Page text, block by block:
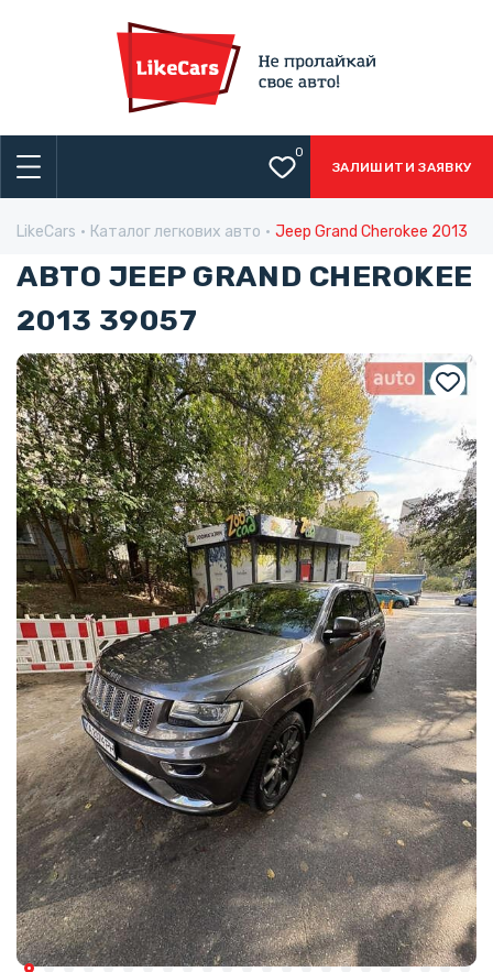
0
ЗАЛИШИТИ ЗАЯВКУ
LikeCars Каталог легкових авто Jeep Grand Cherokee 2013
АВТО JEEP GRAND CHEROKEE
2013 39057